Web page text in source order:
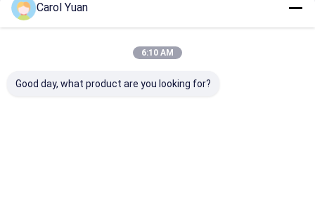
추천된 제품
Carol Yuan
6:10 AM
Good day, what product are you looking for?